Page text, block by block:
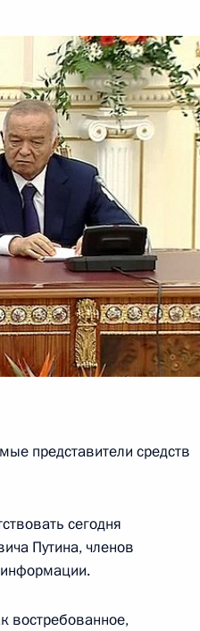
представители средств
сегодня
Путина, членов
информации.
востребованное,